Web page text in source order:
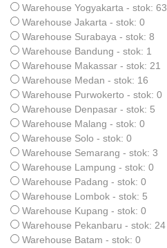
Warehouse Yogyakarta - stok: 63
Warehouse Jakarta - stok: 0
Warehouse Surabaya - stok: 8
Warehouse Bandung - stok: 1
Warehouse Makassar - stok: 21
Warehouse Medan - stok: 16
Warehouse Purwokerto - stok: 0
Warehouse Denpasar - stok: 5
Warehouse Malang - stok: 0
Warehouse Solo - stok: 0
Warehouse Semarang - stok: 3
Warehouse Lampung - stok: 0
Warehouse Padang - stok: 0
Warehouse Lombok - stok: 5
Warehouse Kupang - stok: 0
Warehouse Pekanbaru - stok: 24
Warehouse Batam - stok: 0